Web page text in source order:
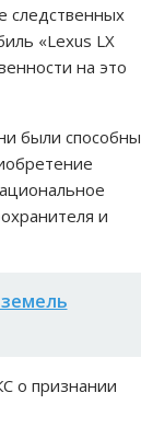
следственных
«Lexus LX
на это
были способны
и
земель
о признании